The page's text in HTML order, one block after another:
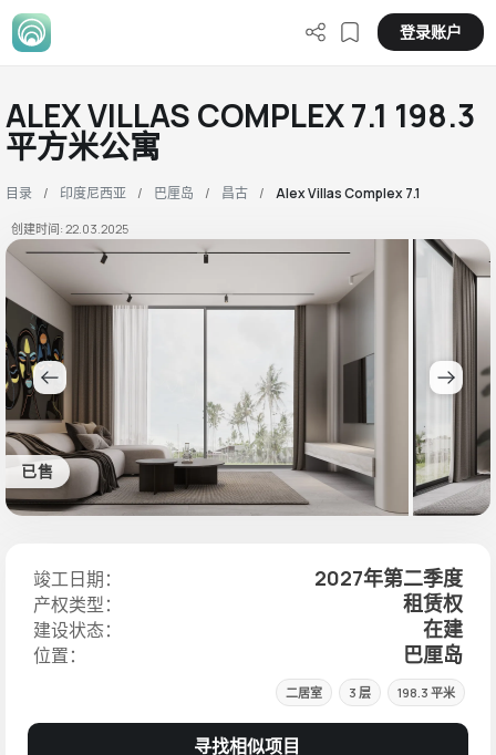
登录账户
ALEX VILLAS COMPLEX 7.1 198.3
平方米公寓
目录 印度尼西亚 巴厘岛 昌古 Alex Villas Complex 7.1
创建时间: 22.03.2025
已售
竣工日期： 2027年第二季度
产权类型： 租赁权
建设状态： 在建
位置： 巴厘岛
二居室 3 层 198.3 平米
寻找相似项目